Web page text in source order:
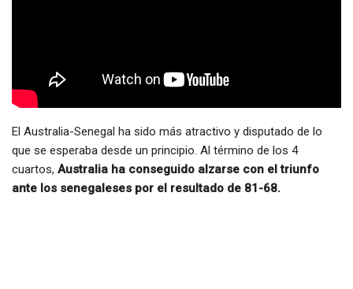
El Australia-Senegal ha sido más atractivo y disputado de lo
que se esperaba desde un principio. Al término de los 4
cuartos, Australia ha conseguido alzarse con el triunfo
ante los senegaleses por el resultado de 81-68.